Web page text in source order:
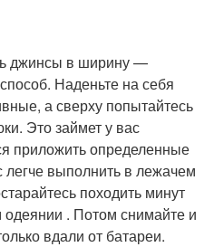
джинсы в ширину —
Наденьте на себя
а сверху попытайтесь
Это займет у вас
приложить определенные
выполнить в лежачем
походить минут
одеянии . Потом снимайте и
вдали от батареи.